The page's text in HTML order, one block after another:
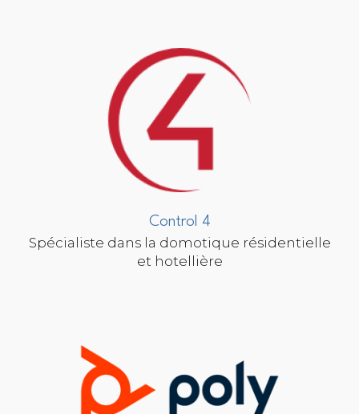
Control 4
Spécialiste dans la domotique résidentielle
et hotellière